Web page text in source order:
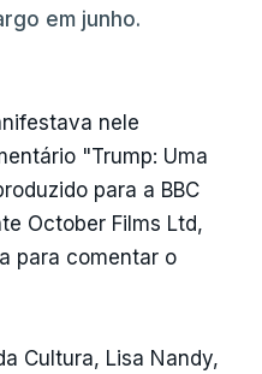
em junho.
nele
"Trump: Uma
para a BBC
October Films Ltd,
para comentar o
Cultura, Lisa Nandy,